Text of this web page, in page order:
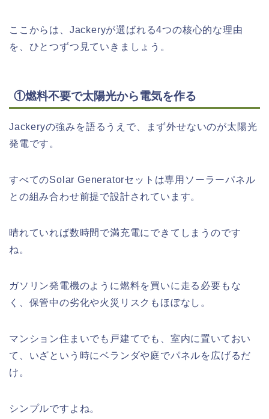
ここからは、Jackeryが選ばれる4つの核心的な理由
を、ひとつずつ見ていきましょう。
①燃料不要で太陽光から電気を作る
Jackeryの強みを語るうえで、まず外せないのが太陽光
発電です。
すべてのSolar Generatorセットは専用ソーラーパネル
との組み合わせ前提で設計されています。
晴れていれば数時間で満充電にできてしまうのです
ね。
ガソリン発電機のように燃料を買いに走る必要もな
く、保管中の劣化や火災リスクもほぼなし。
マンション住まいでも戸建てでも、室内に置いておい
て、いざという時にベランダや庭でパネルを広げるだ
け。
シンプルですよね。